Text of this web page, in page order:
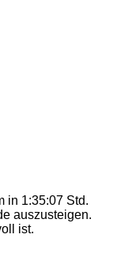
in 1:35:07 Std.
auszusteigen.
ist.